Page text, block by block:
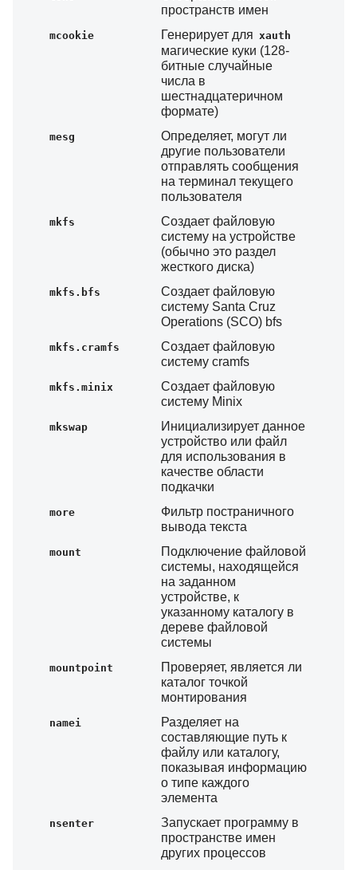
пространств имен
mcookie Генерирует для xauth
магические куки (128-
битные случайные
числа в
шестнадцатеричном
формате)
mesg
Определяет, могут ли
другие пользователи
отправлять сообщения
на терминал текущего
пользователя
mkfs
Создает файловую
систему на устройстве
(обычно это раздел
жесткого диска)
mkfs.bfs
Создает файловую
систему Santa Cruz
Operations (SCO) bfs
mkfs.cramfs
Создает файловую
систему cramfs
mkfs.minix
Создает файловую
систему Minix
mkswap
Инициализирует данное
устройство или файл
для использования в
качестве области
подкачки
more
Фильтр постраничного
вывода текста
mount
Подключение файловой
системы, находящейся
на заданном
устройстве, к
указанному каталогу в
дереве файловой
системы
mountpoint
Проверяет, является ли
каталог точкой
монтирования
namei
Разделяет на
составляющие путь к
файлу или каталогу,
показывая информацию
о типе каждого
элемента
nsenter
Запускает программу в
пространстве имен
других процессов